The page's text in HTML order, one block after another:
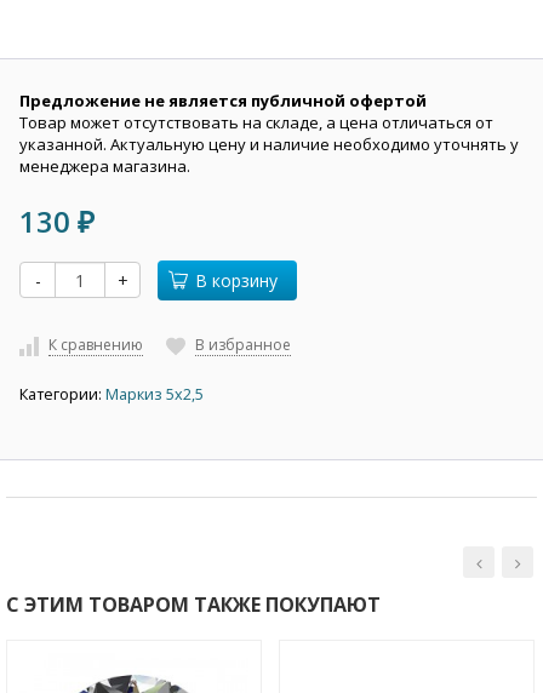
Предложение не является публичной офертой
Товар может отсутствовать на складе, а цена отличаться от
указанной. Актуальную цену и наличие необходимо уточнять у
менеджера магазина.
130 ₽
- + В корзину
К сравнению В избранное
Категории: Маркиз 5х2,5
С ЭТИМ ТОВАРОМ ТАКЖЕ ПОКУПАЮТ